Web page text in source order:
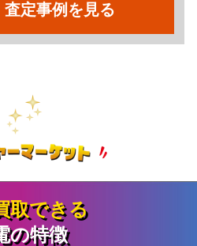
査定事例を見る
取できる
の特徴